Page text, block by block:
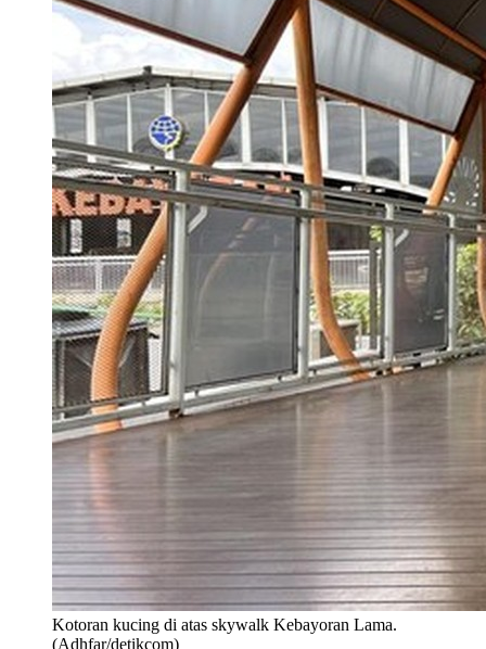
Kotoran kucing di atas skywalk Kebayoran Lama.
(Adhfar/detikcom)